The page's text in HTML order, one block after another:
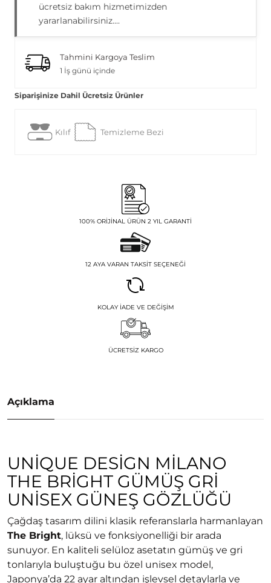
ücretsiz bakım hizmetimizden
yararlanabilirsiniz....
Tahmini Kargoya Teslim
1 İş günü içinde
Siparişinize Dahil Ücretsiz Ürünler
Kılıf Temizleme Bezi
100% ORIJINAL ÜRÜN 2 YIL GARANTI
12 AYA VARAN TAKSIT SEÇENEĞI
KOLAY İADE VE DEĞIŞIM
ÜCRETSIZ KARGO
Açıklama
UNIQUE DESIGN MILANO
THE BRIGHT GÜMÜŞ GRI
UNISEX GÜNEŞ GÖZLÜĞÜ
Çağdaş tasarım dilini klasik referanslarla harmanlayan
The Bright, lüksü ve fonksiyonelliği bir arada
sunuyor. En kaliteli selüloz asetatın gümüş ve gri
tonlarıyla buluştuğu bu özel unisex model,
Japonya’da 22 ayar altından işlevsel detaylarla ve